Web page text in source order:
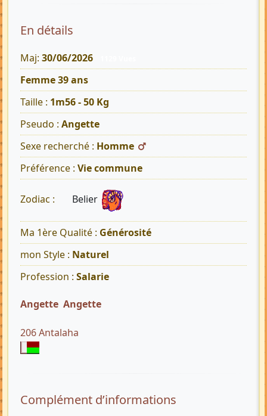
En détails
Maj: 30/06/2026
Femme 39 ans
Taille : 1m56 - 50 Kg
Pseudo : Angette
Sexe recherché : Homme
Préférence : Vie commune
Zodiac : Belier
Ma 1ère Qualité : Générosité
mon Style : Naturel
Profession : Salarie
Angette Angette
206 Antalaha
Complément d’informations